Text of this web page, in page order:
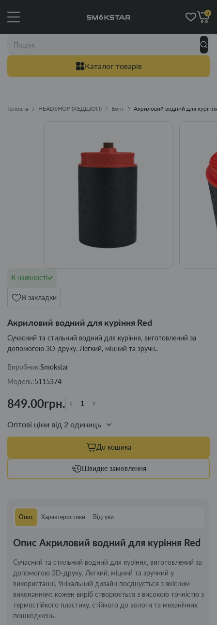
Каталог товарів
0
Головна HEADSHOP (ХЕДШОП) Бонг Акриловий водний для
В наявності
В закладки
Акриловий водний для куріння Red
Сучасний та стильний водний для куріння, виготовлений за
допомогою 3D-друку. Легкий, міцний та зручн..
Виробник:Smokstar
Модель:5115374
849.00грн.
Оптові ціни від 2 одиниць
До кошика
Швидке замовлення
Опис Характеристики Відгуки
Опис Акриловий водний для куріння Red
Сучасний та стильний водний для куріння, виготовлений за
допомогою 3D-друку. Легкий, міцний та зручний у
використанні. Унікальний дизайн поєднується з якісним
виконанням: кожен виріб створюється з високою точністю з
термостійкого пластику, стійкого до вологи та механічних
пошкоджень.